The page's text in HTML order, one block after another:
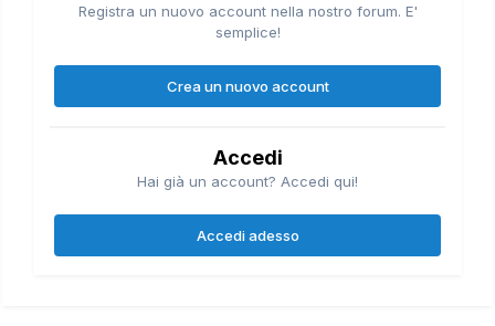
Registra un nuovo account nella nostro forum. E'
semplice!
Crea un nuovo account
Accedi
Hai già un account? Accedi qui!
Accedi adesso